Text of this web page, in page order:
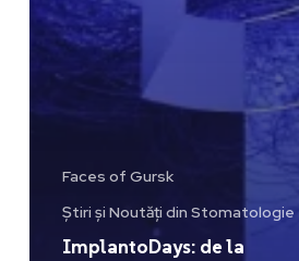
Faces of Gursk
Știri și Noutăți din Stomatologie
ImplantoDays: de la